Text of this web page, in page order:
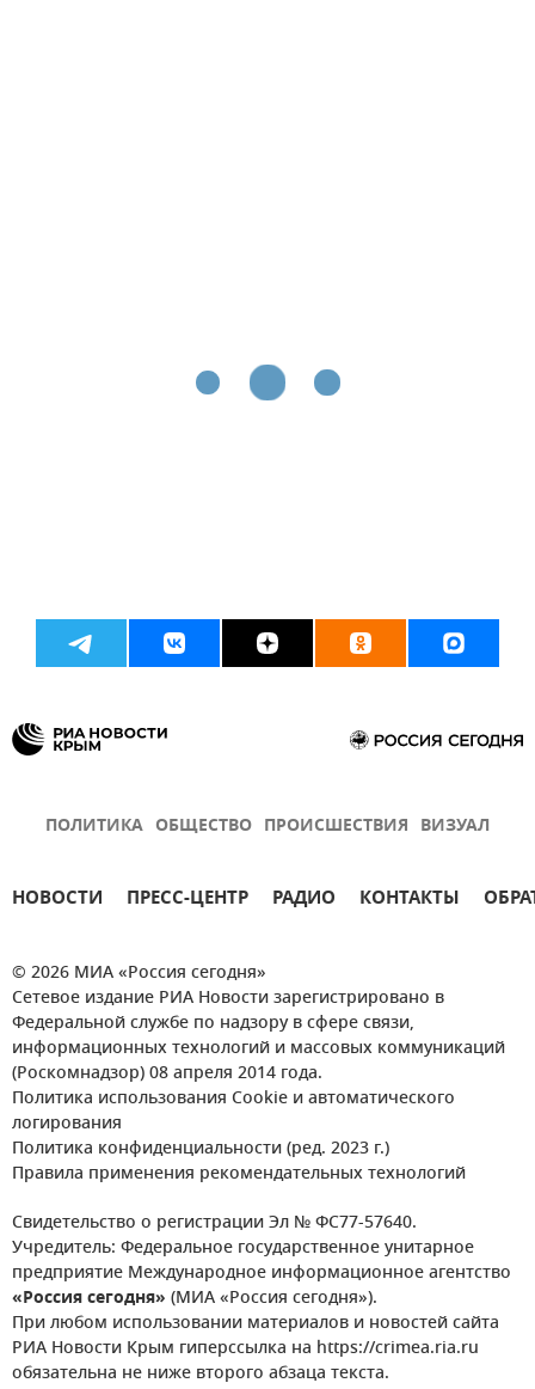
ПОЛИТИКА ОБЩЕСТВО ПРОИСШЕСТВИЯ ВИЗУАЛ
НОВОСТИ ПРЕСС-ЦЕНТР РАДИО КОНТАКТЫ
© 2026 МИА «Россия сегодня»
Сетевое издание РИА Новости зарегистрировано в
Федеральной службе по надзору в сфере связи,
информационных технологий и массовых коммуникаций
(Роскомнадзор) 08 апреля 2014 года.
Политика использования Cookie и автоматического
логирования
Политика конфиденциальности (ред. 2023 г.)
Правила применения рекомендательных технологий
Свидетельство о регистрации Эл № ФС77-57640.
Учредитель: Федеральное государственное унитарное
предприятие Международное информационное агентство
«Россия сегодня» (МИА «Россия сегодня»).
При любом использовании материалов и новостей сайта
РИА Новости Крым гиперссылка на https://crimea.ria.ru
обязательна не ниже второго абзаца текста.